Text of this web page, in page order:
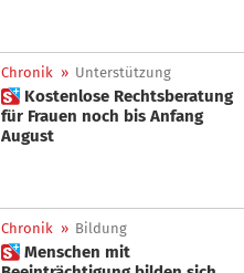
Chronik » Unterstützung
 Kostenlose Rechtsberatung
für Frauen noch bis Anfang
August
Chronik » Bildung
 Menschen mit